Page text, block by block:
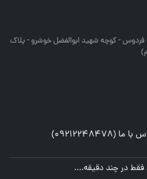
- کوچه شهید ابوالفضل خوشرو - پلاک
ما (09212248478)
فقط در چند دقیقه....